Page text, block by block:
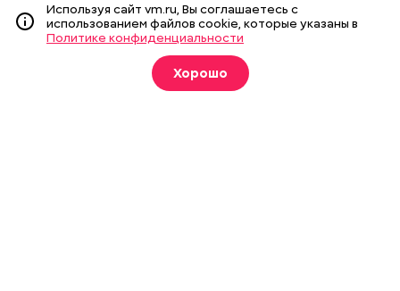
Издание создано при финансовой поддержке Департамента
средств массовой информации и рекламы города Москвы.
На сайте применяются рекомендательные технологии
(информационные технологии предоставления информации
Используя сайт vm.ru, Вы соглашаетесь с
использованием файлов cookie, которые указаны в
Политике конфиденциальности
Хорошо